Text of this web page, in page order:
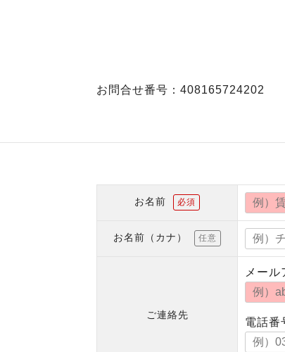
お問合せ番号：408165724202
お名前 必須
お名前（カナ） 任意
ご連絡先
メール
電話番